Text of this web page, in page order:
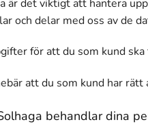
är det viktigt att hantera
och delar med oss av de
för att du som kund
att du som kund har
behandlar dina